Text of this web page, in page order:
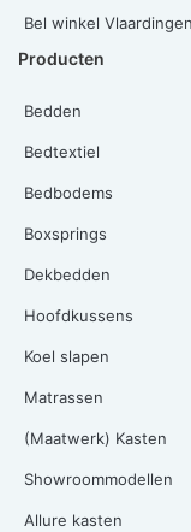
Bel winkel Vlaardingen
Producten
Bedden
Bedtextiel
Bedbodems
Boxsprings
Dekbedden
Hoofdkussens
Koel slapen
Matrassen
(Maatwerk) Kasten
Showroommodellen
Allure kasten